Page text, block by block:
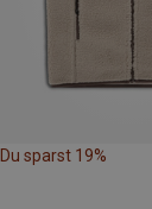
Du sparst 19%